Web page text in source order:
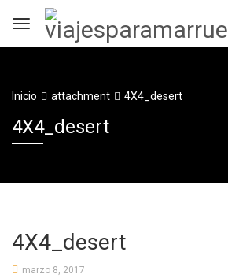
Inicio attachment 4X4_desert
4X4_desert
4X4_desert
marzo 8, 2017